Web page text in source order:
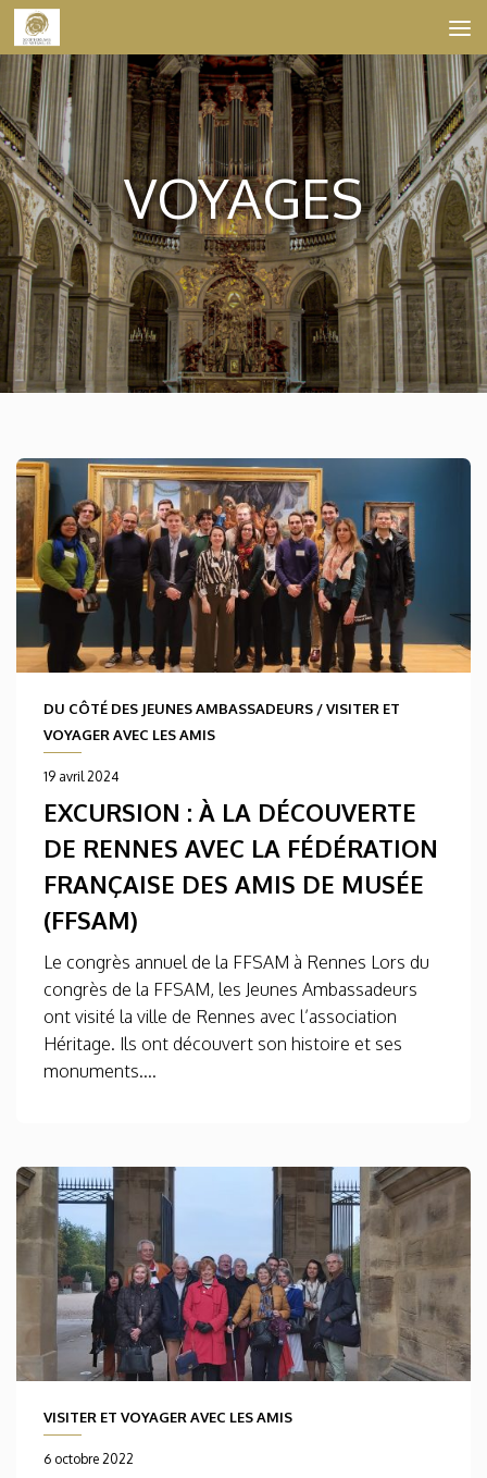
Skip to content
VOYAGES
DU CÔTÉ DES JEUNES AMBASSADEURS /VISITER ET
VOYAGER AVEC LES AMIS
19 avril 2024
EXCURSION : À LA DÉCOUVERTE
DE RENNES AVEC LA FÉDÉRATION
FRANÇAISE DES AMIS DE MUSÉE
(FFSAM)
Le congrès annuel de la FFSAM à Rennes Lors du
congrès de la FFSAM, les Jeunes Ambassadeurs
ont visité la ville de Rennes avec l’association
Héritage. Ils ont découvert son histoire et ses
monuments....
VISITER ET VOYAGER AVEC LES AMIS
6 octobre 2022